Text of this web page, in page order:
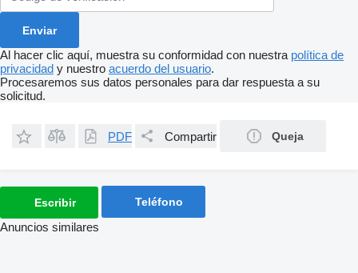
Al hacer clic aquí, muestra su conformidad con nuestra política de
privacidad y nuestro acuerdo del usuario.
Procesaremos sus datos personales para dar respuesta a su
solicitud.
PDF Compartir Queja
Escribir Teléfono
Anuncios similares